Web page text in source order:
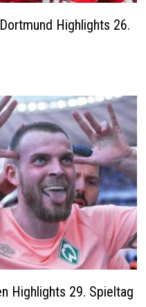
Highlights 26.
Highlights 29. Spieltag